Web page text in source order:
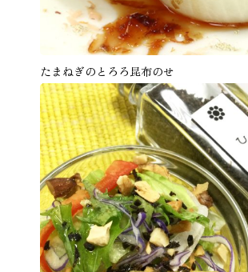
たまねぎのとろろ昆布のせ